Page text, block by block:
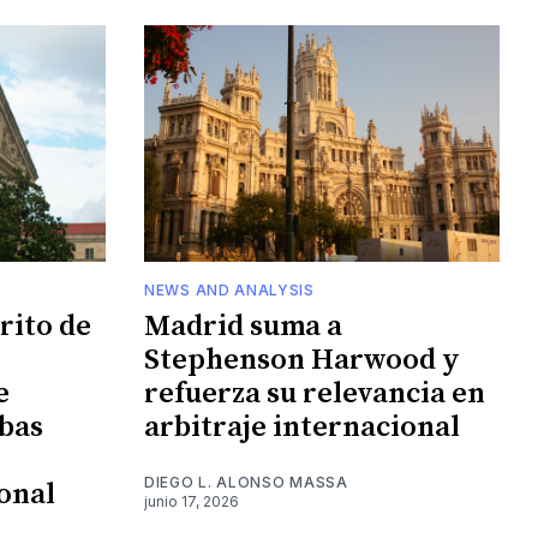
de
NEWS AND ANALYSIS
Madrid suma a
Stephenson Harwood y
refuerza su relevancia en
arbitraje internacional
DIEGO L. ALONSO MASSA
junio 17, 2026